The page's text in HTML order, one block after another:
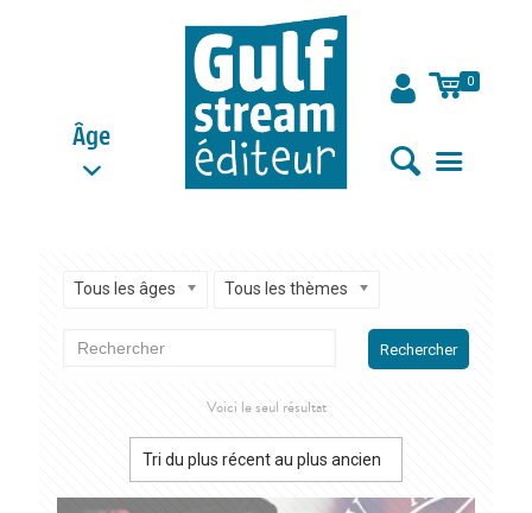
Âge
0
Tous les âges Tous les thèmes
Rechercher
Voici le seul résultat